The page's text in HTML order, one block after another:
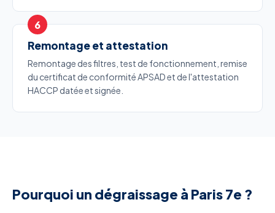
Remontage et attestation
Remontage des filtres, test de fonctionnement, remise
du certificat de conformité APSAD et de l'attestation
HACCP datée et signée.
Pourquoi un dégraissage à Paris 7e ?